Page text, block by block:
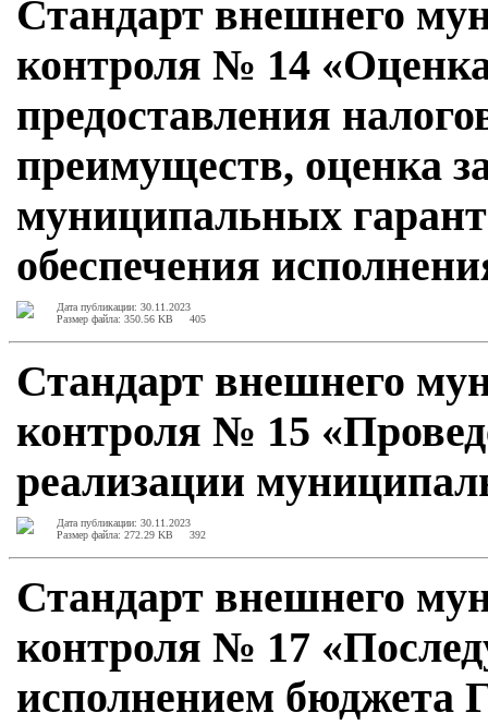
Стандарт внешнего
контроля № 14
предоставления
преимуществ, оценка
муниципальных
обеспечения
Дата публикации: 30.11.2023
Размер файла: 350.56 KB
405
Стандарт внешнего
контроля № 15
реализации
Дата публикации: 30.11.2023
Размер файла: 272.29 KB
392
Стандарт внешнего
контроля № 17
исполнением бюджета